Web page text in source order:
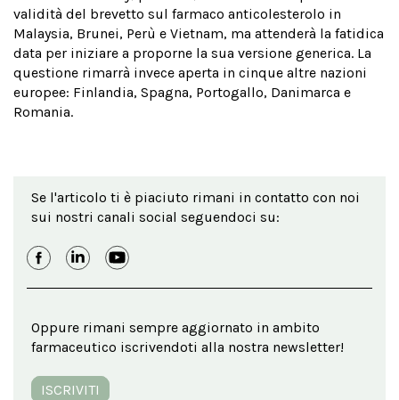
validità del brevetto sul farmaco anticolesterolo in
Malaysia, Brunei, Perù e Vietnam, ma attenderà la fatidica
data per iniziare a proporne la sua versione generica. La
questione rimarrà invece aperta in cinque altre nazioni
europee: Finlandia, Spagna, Portogallo, Danimarca e
Romania.
Se l'articolo ti è piaciuto rimani in contatto con noi
sui nostri canali social seguendoci su:
Oppure rimani sempre aggiornato in ambito
farmaceutico iscrivendoti alla nostra newsletter!
ISCRIVITI